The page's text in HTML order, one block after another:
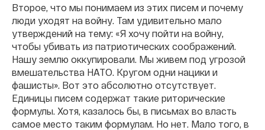
Второе, что мы понимаем из этих писем и почему
люди уходят на войну. Там удивительно мало
утверждений на тему: «Я хочу пойти на войну,
чтобы убивать из патриотических соображений.
Нашу землю оккупировали. Мы живем под угрозой
вмешательства НАТО. Кругом одни нацики и
фашисты». Вот это абсолютно отсутствует.
Единицы писем содержат такие риторические
формулы. Хотя, казалось бы, в письмах во власть
самое место таким формулам. Но нет. Мало того, в